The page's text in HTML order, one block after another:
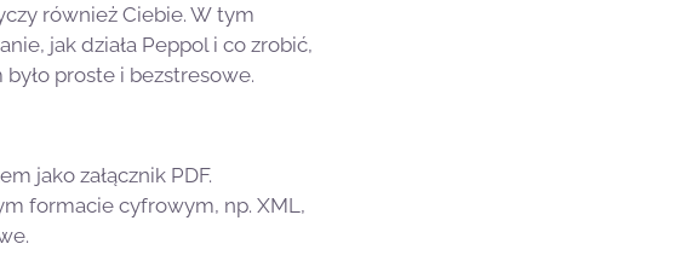
również Ciebie. W tym
jak działa Peppol i co zrobić,
proste i bezstresowe.
jako załącznik PDF.
formacie cyfrowym, np. XML,